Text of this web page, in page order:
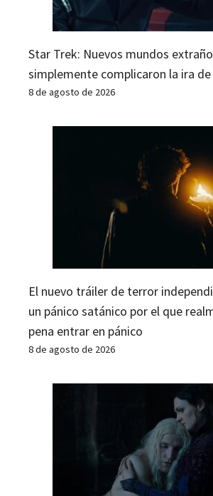
Star Trek: Nuevos mundos
simplemente complicaron la ira de
8 de agosto de 2026
El nuevo tráiler de terror
un pánico satánico por el que
pena entrar en pánico
8 de agosto de 2026